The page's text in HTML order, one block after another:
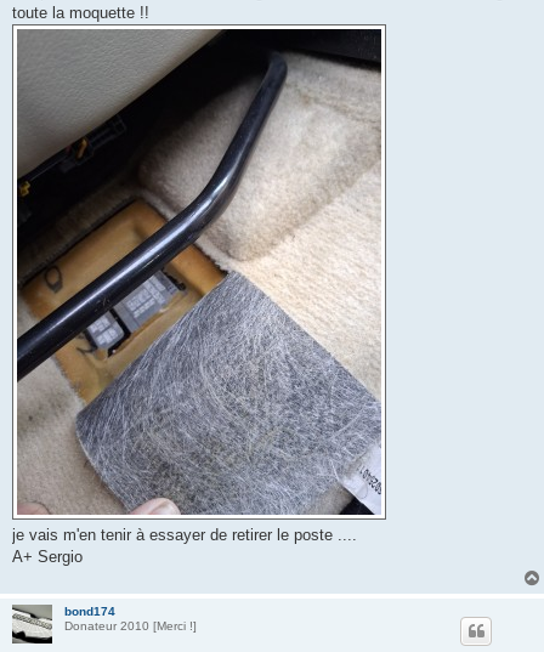
toute la moquette !!
je vais m'en tenir à essayer de retirer le poste ....
A+ Sergio
bond174
Donateur 2010 [Merci !]